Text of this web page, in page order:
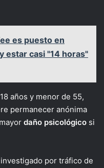
es puesto en
estar casi "14 horas"
años y menor de 55,
permanecer anónima
daño psicológico si
por tráfico de